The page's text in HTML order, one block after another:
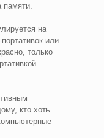
памяти.
на
или
только
кто хоть